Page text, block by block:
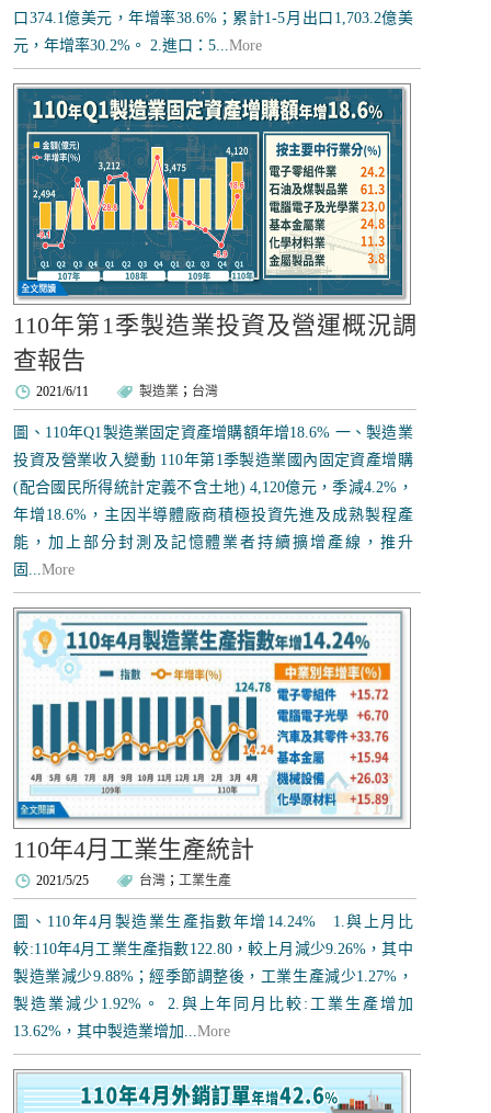
口374.1億美元，年增率38.6%；累計1-5月出口1,703.2億美
元，年增率30.2%。 2.進口：5...More
110年第1季製造業投資及營運概況調
查報告
2021/6/11 製造業 ； 台灣
圖、110年Q1製造業固定資產增購額年增18.6% 一、製造業
投資及營業收入變動 110年第1季製造業國內固定資產增購
(配合國民所得統計定義不含土地) 4,120億元，季減4.2%，
年增18.6%，主因半導體廠商積極投資先進及成熟製程產
能，加上部分封測及記憶體業者持續擴增產線，推升
固...More
110年4月工業生產統計
2021/5/25 台灣 ；工業生產
圖、110年4月製造業生產指數年增14.24% 1.與上月比
較:110年4月工業生產指數122.80，較上月減少9.26%，其中
製造業減少9.88%；經季節調整後，工業生產減少1.27%，
製造業減少1.92%。 2.與上年同月比較:工業生產增加
13.62%，其中製造業增加...More